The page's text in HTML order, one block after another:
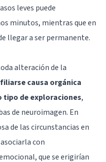
leves puede
minutos, mientras que en
llegar a ser permanente.
alteración de la
causa orgánica
tipo de exploraciones,
de neuroimagen. En
de las circunstancias en
con
que se erigirían